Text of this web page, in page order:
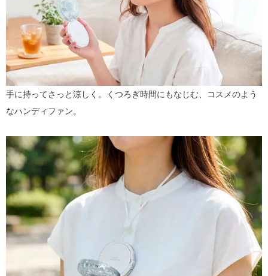
手に持ってさっと涼しく。くつろぎ時間にもなじむ、コスメのよう
なハンディファン。